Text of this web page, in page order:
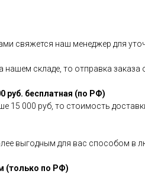
свяжется наш менеджер для
нашем складе, то отправка
руб. бесплатная (по РФ)
15 000 руб, то стоимость
выгодным для вас способом в
(только по РФ)